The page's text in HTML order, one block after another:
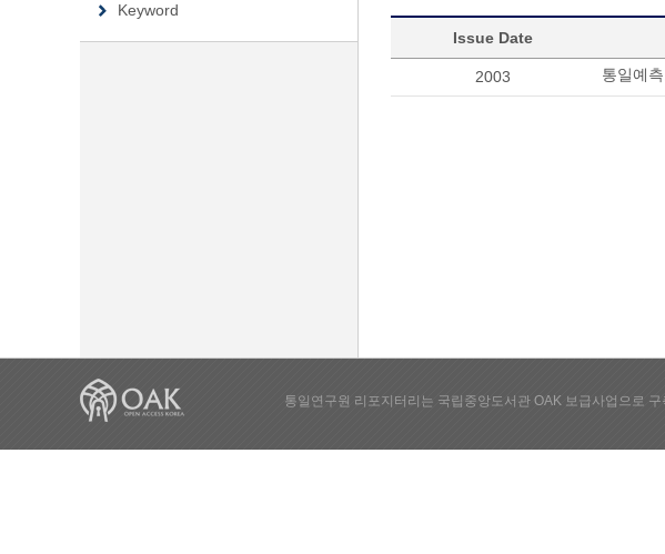
Keyword
Issue Date
2003 통일예
통일연구원 리포지터리는 국립중앙도서관 OAK 보급사업으로